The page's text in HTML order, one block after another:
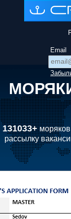
Email
131033+моряков
рассылку